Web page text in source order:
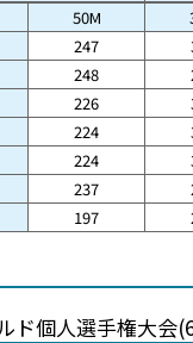
50M
247
248
226
224
224
237
197
ド個人選手権大会